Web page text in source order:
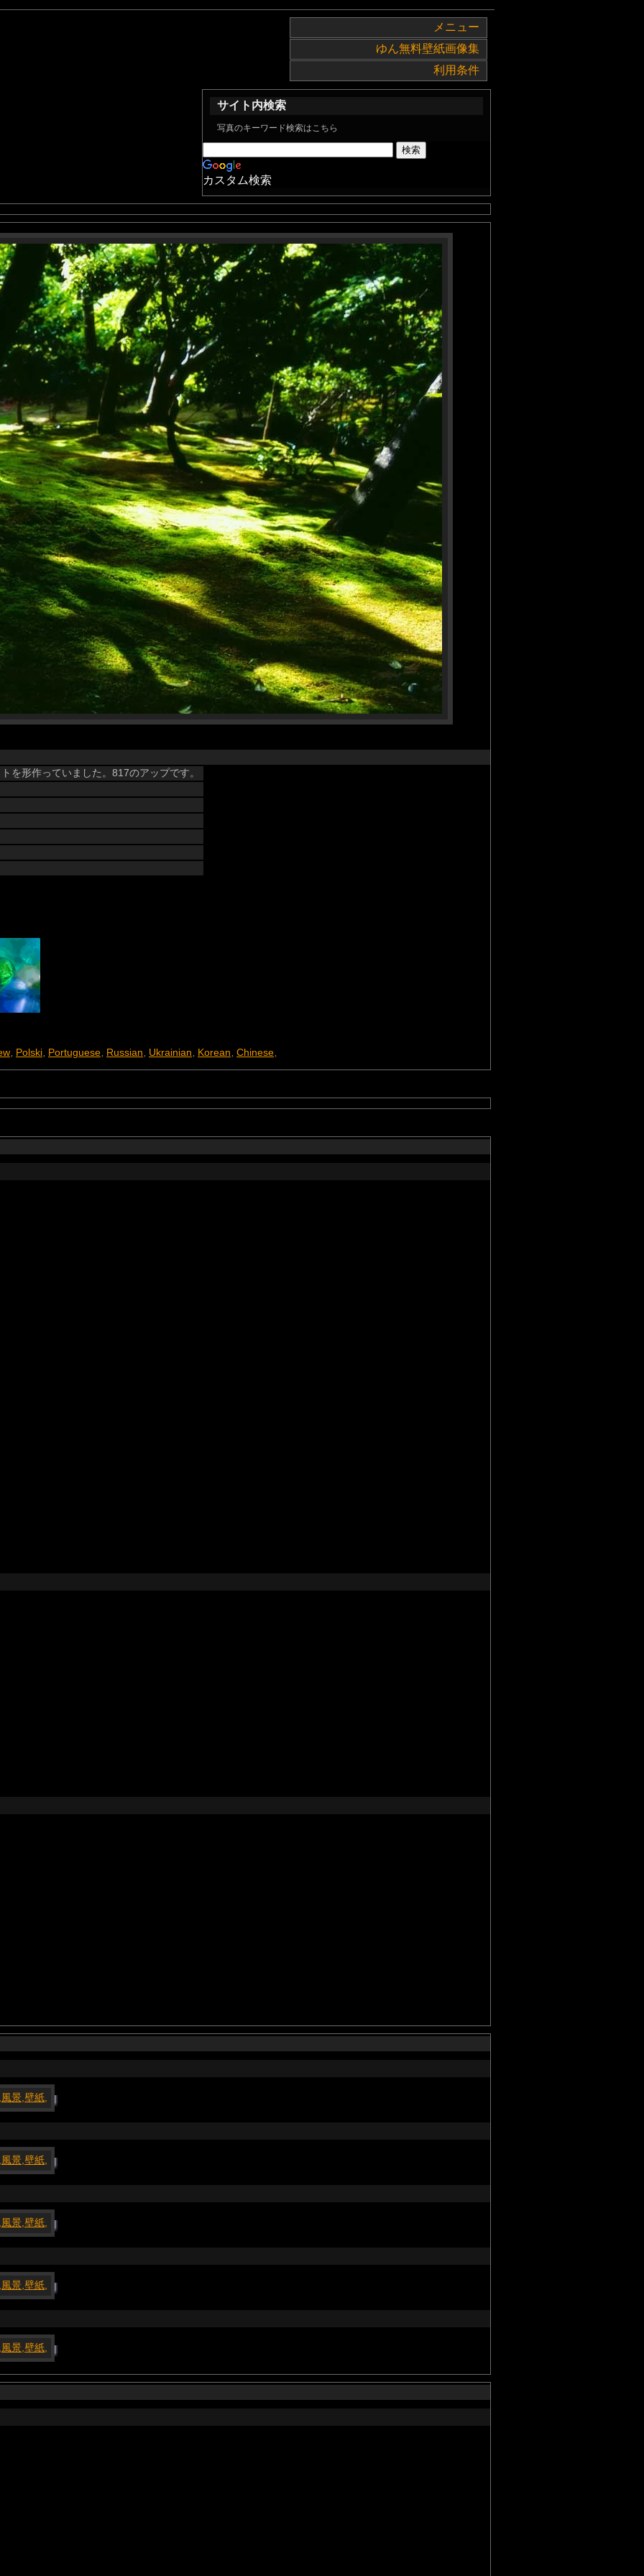
メニュー
ゆん無料壁紙画像集
利用条件
サイト内検索
写真のキーワード検索はこちら
カスタム検索
を形作っていました。817のアップです。
, Polski, Portuguese, Russian, Ukrainian, Korean, Chinese,